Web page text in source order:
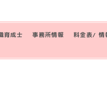
育成士 事務所情報
料金表/ 情